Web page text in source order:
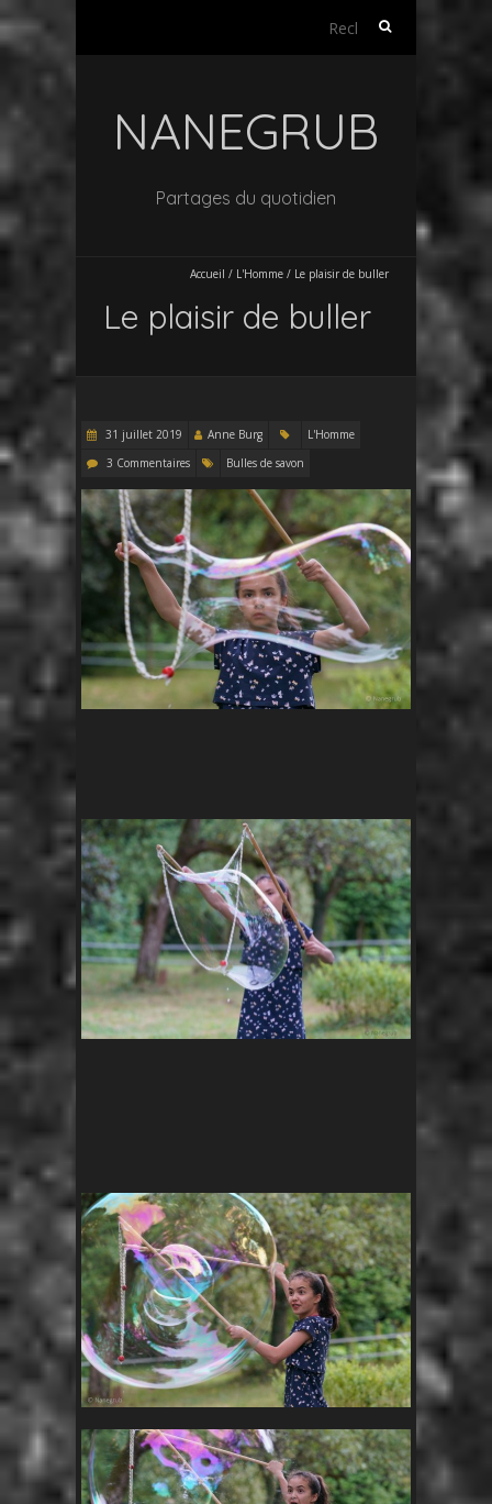
Rechercher :
NANEGRUB
Partages du quotidien
Accueil / L'Homme / Le plaisir de buller
Le plaisir de buller
31 juillet 2019 Anne Burg
L'Homme
3 Commentaires
Bulles de savon